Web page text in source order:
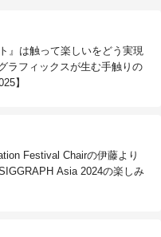
』は触って楽しいをどう実現
ラフィックスが生む手触りの
】
Festival Chairの伊藤より
Asia 2024の楽しみ